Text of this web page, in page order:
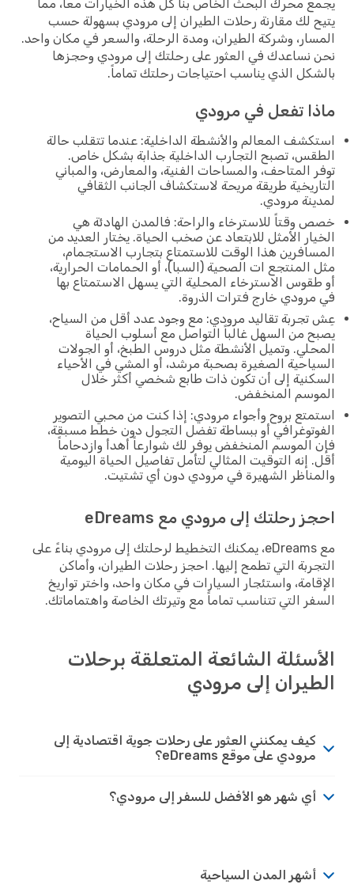
يجمع محرك البحث الخاص بنا كل هذه الخيارات معاً، مما
يتيح لك مقارنة رحلات الطيران إلى مرودي بسهولة حسب
المسار، وشركة الطيران، ومدة الرحلة، والسعر في مكان واحد.
نحن نساعدك في العثور على رحلتك إلى مرودي وحجزها
بالشكل الذي يناسب احتياجات رحلتك تماماً.
ماذا تفعل في مرودي
استكشف المعالم والأنشطة الداخلية: عندما تتقلب حالة
الطقس، تصبح التجارب الداخلية جذابة بشكل خاص.
توفر المتاحف، والمساحات الفنية، والمعارض، والمباني
التاريخية طريقة مريحة لاستكشاف الجانب الثقافي
لمدينة مرودي.
خصص وقتاً للاسترخاء والراحة: فالمدن الهادئة هي
الخيار الأمثل للابتعاد عن صخب الحياة. يختار العديد من
المسافرين هذا الوقت للاستمتاع بتجارب الاستجمام،
مثل المنتجع ات الصحية (السبا)، أو الحمامات الحرارية،
أو طقوس الاسترخاء المحلية التي يسهل الاستمتاع بها
في مرودي خارج فترات الذروة.
عِش تجربة تقاليد مرودي: مع وجود عدد أقل من السياح،
يصبح من السهل غالباً التواصل مع أسلوب الحياة
المحلي. وتميل الأنشطة مثل دروس الطبخ، أو الجولات
السياحية الصغيرة بصحبة مرشد، أو المشي في الأحياء
السكنية إلى أن تكون ذات طابع شخصي أكثر خلال
الموسم المنخفض.
استمتع بروح وأجواء مرودي: إذا كنت من محبي التصوير
الفوتوغرافي أو ببساطة تفضل التجول دون خطط مسبقة،
فإن الموسم المنخفض يوفر لك شوارعاً أهدأ وازدحاماً
أقل. إنه التوقيت المثالي لتأمل تفاصيل الحياة اليومية
والمناظر الشهيرة في مرودي دون أي تشتيت.
احجز رحلتك إلى مرودي مع eDreams
مع eDreams، يمكنك التخطيط لرحلتك إلى مرودي بناءً على
التجربة التي تطمح إليها. احجز رحلات الطيران، وأماكن
الإقامة، واستئجار السيارات في مكان واحد، واختر تواريخ
السفر التي تتناسب تماماً مع وتيرتك الخاصة واهتماماتك.
الأسئلة الشائعة المتعلقة برحلات
الطيران إلى مرودي
كيف يمكنني العثور على رحلات جوية اقتصادية إلى
مرودي على موقع eDreams؟
أي شهر هو الأفضل للسفر إلى مرودي؟
أشهر المدن السياحية